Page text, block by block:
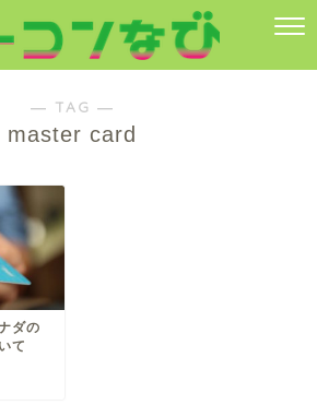
― TAG ―
master card
ダの
て